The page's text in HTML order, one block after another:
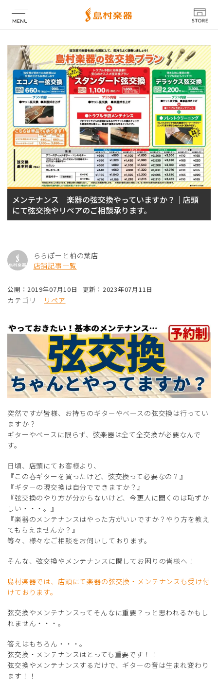
店舗情報
メンテナンス｜楽器の弦交換やっていますか？｜店頭
にて弦交換やリペアのご相談承ります。
ららぽーと柏の葉店
店舗記事一覧
公開：2019年07月10日 更新：2023年07月11日
カテゴリ リペア
突然ですが皆様、お持ちのギターやベースの弦交換は行ってい
ますか？
ギターやベースに限らず、弦楽器は全て全交換が必要なんで
す。
日頃、店頭にてお客様より、
『この春ギターを買ったけど、弦交換って必要なの？』
『ギターの現交換は自分でできますか？』
『弦交換のやり方が分からないけど、今更人に聞くのは恥ずか
しい・・・。』
『楽器のメンテナンスはやった方がいいですか？やり方を教え
てもらえませんか？』
等々、様々なご相談をお伺いしております。
そんな、弦交換やメンテナンスに関してお困りの皆様へ！
島村楽器では、店頭にて楽器の弦交換・メンテナンスも受け付
けております。
弦交換やメンテナンスってそんなに重要？っと思われるかもし
れません・・・。
答えはもちろん・・・。
弦交換・メンテナンスはとっても重要です！！
弦交換やメンテナンスするだけで、ギターの音は生まれ変わり
ます！！